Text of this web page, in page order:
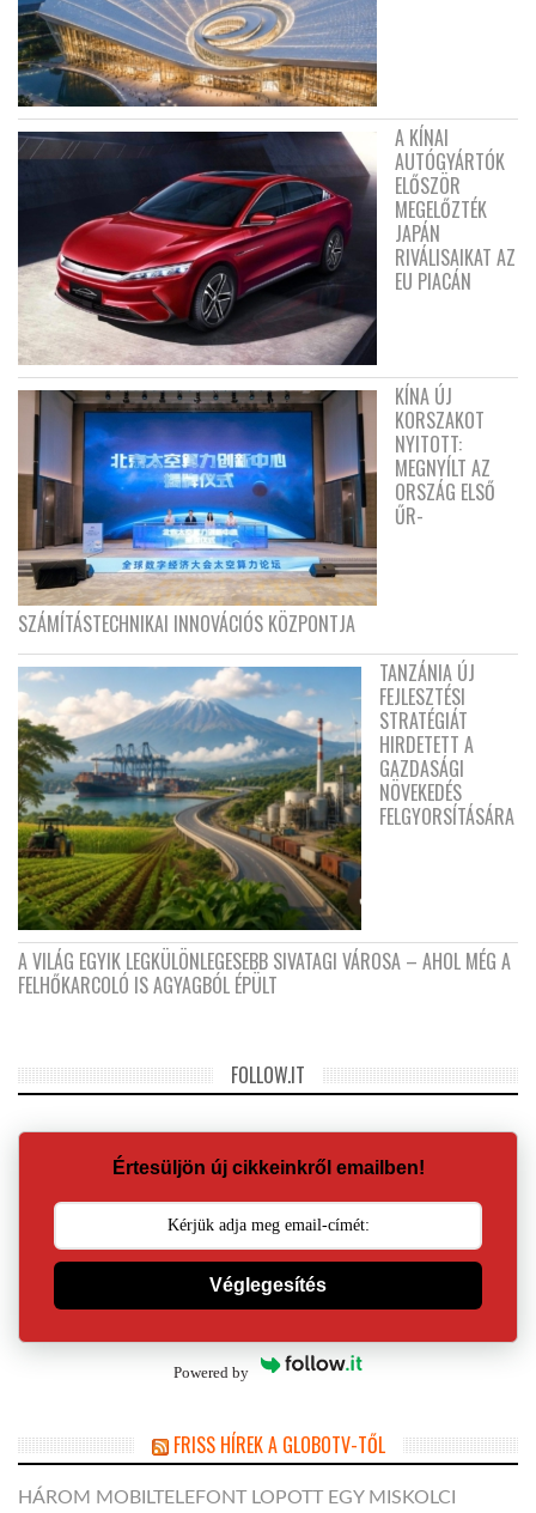
A KÍNAI
AUTÓGYÁRTÓK
ELŐSZÖR
MEGELŐZTÉK
JAPÁN
RIVÁLISAIKAT AZ
EU PIACÁN
KÍNA ÚJ
KORSZAKOT
NYITOTT:
MEGNYÍLT AZ
ORSZÁG ELSŐ
ŰR-
SZÁMÍTÁSTECHNIKAI INNOVÁCIÓS KÖZPONTJA
TANZÁNIA ÚJ
FEJLESZTÉSI
STRATÉGIÁT
HIRDETETT A
GAZDASÁGI
NÖVEKEDÉS
FELGYORSÍTÁSÁRA
A VILÁG EGYIK LEGKÜLÖNLEGESEBB SIVATAGI VÁROSA – AHOL MÉG A
FELHŐKARCOLÓ IS AGYAGBÓL ÉPÜLT
FOLLOW.IT
Értesüljön új cikkeinkről emailben!
Véglegesítés
Powered by
FRISS HÍREK A GLOBOTV-TŐL
HÁROM MOBILTELEFONT LOPOTT EGY MISKOLCI